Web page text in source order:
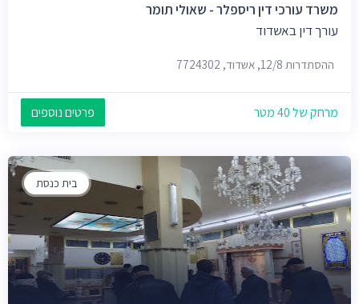
משרד עורכי דין ריספלר - שאולי תומר
עורך דין באשדוד
ההסתדרות 12/8, אשדוד, 7724302
מרחק של 40 מטר פרטים נוספים
בית כנסת